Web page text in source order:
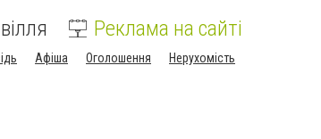
Реклама на сайті
Афіша Оголошення Нерухомість